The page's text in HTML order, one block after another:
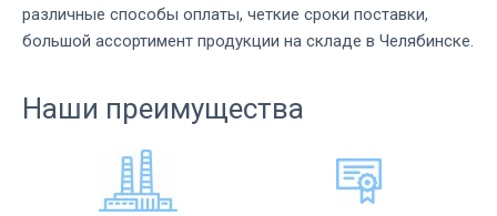
различные способы оплаты, четкие сроки поставки,
большой ассортимент продукции на складе в Челябинске.
Наши преимущества